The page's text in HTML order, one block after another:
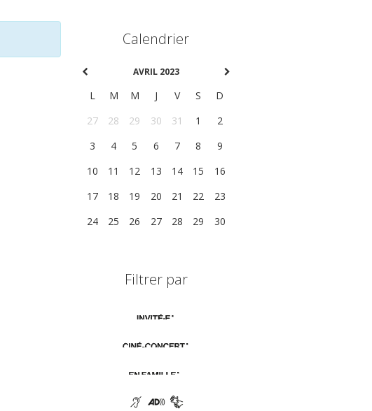
Calendrier
AVRIL 2023
L M M J V S
D
27
28 29 30 31 1
2
3
4 5 6 7 8
9
10
11 12 13 14 15
16
17
18 19 20 21 22
23
24
25 26 27 28 29 30
Filtrer par